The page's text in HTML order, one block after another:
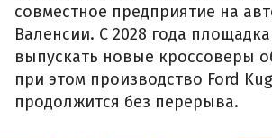
совместное предприятие на
Валенсии. С 2028 года
выпускать новые кроссоверы
при этом производство Ford
продолжится без перерыва.